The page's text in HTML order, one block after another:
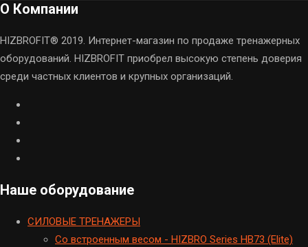
О Компании
HIZBROFIT® 2019. Интернет-магазин по продаже тренажерных
оборудований. HIZBROFIT приобрел высокую степень доверия
среди частных клиентов и крупных организаций.
Наше оборудование
CИЛОВЫЕ ТРЕНАЖЕРЫ
Cо встроенным весом - HIZBRO Series HB73 (Elite)